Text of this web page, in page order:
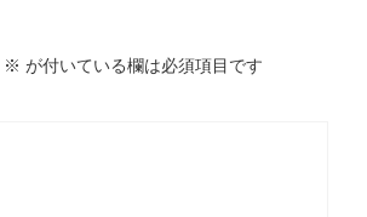
※ が付いている欄は必須項目です